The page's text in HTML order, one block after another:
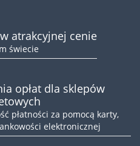
atrakcyjnej cenie
świecie
opłat dla sklepów
płatności za pomocą karty,
elektronicznej